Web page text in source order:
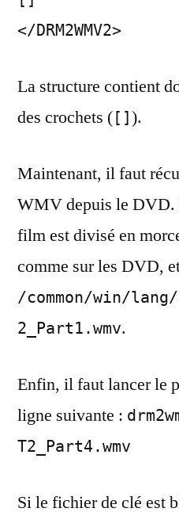
</DRM2WMV2>
La structure contient
des crochets ([]).
Maintenant, il faut
WMV depuis le DVD.
film est divisé en
comme sur les DVD,
/common/win/
2_Part1.wmv.
Enfin, il faut lancer le
ligne suivante :
T2_Part4.wmv
Si le fichier de clé est